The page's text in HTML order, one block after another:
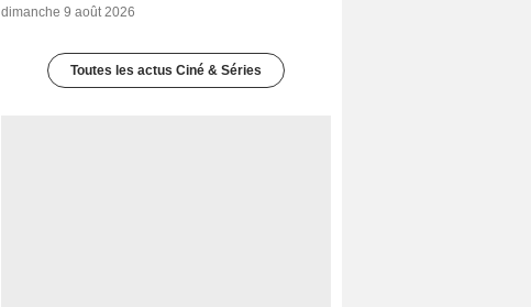
dimanche 9 août 2026
Toutes les actus Ciné & Séries